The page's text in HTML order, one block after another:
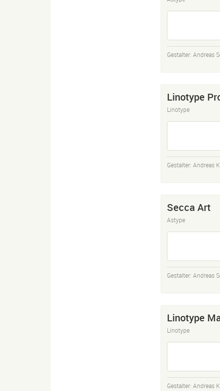
Gestalter: Andreas
Linotype
Linotype
Gestalter: Andreas
Secca Art
Astype
Gestalter: Andreas
Linotype
Linotype
Gestalter: Andreas